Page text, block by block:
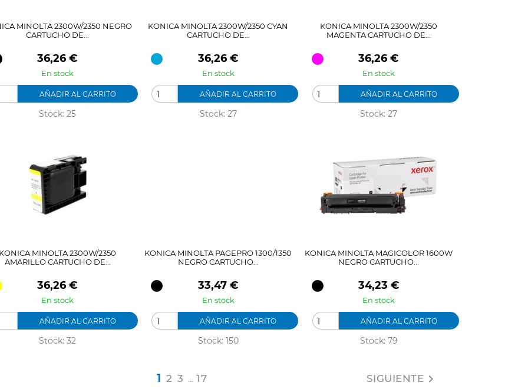
MINOLTA 2300W/2350 NEGRO
CARTUCHO DE...
Precio
36,26 €
En stock
AÑADIR AL CARRITO
Stock: 25
KONICA MINOLTA 2300W/2350 CYAN
CARTUCHO DE...
Precio
36,26 €
En stock
AÑADIR AL CARRITO
Stock: 27
KONICA MINOLTA 2300W/2350
MAGENTA CARTUCHO DE...
Precio
36,26 €
En stock
AÑADIR AL CARRITO
Stock: 27
MINOLTA 2300W/2350
AMARILLO CARTUCHO DE...
Precio
36,26 €
En stock
AÑADIR AL CARRITO
Stock: 32
KONICA MINOLTA PAGEPRO 1300/1350
NEGRO CARTUCHO...
Precio
33,47 €
En stock
AÑADIR AL CARRITO
Stock: 150
KONICA MINOLTA MAGICOLOR 1600W
NEGRO CARTUCHO...
Precio
34,23 €
En stock
AÑADIR AL CARRITO
Stock: 79
1 2 3 … 17 SIGUIENTE 